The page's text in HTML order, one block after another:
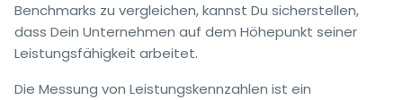
Benchmarks zu vergleichen, kannst Du sicherstellen,
dass Dein Unternehmen auf dem Höhepunkt seiner
Leistungsfähigkeit arbeitet.
Die Messung von Leistungskennzahlen ist ein